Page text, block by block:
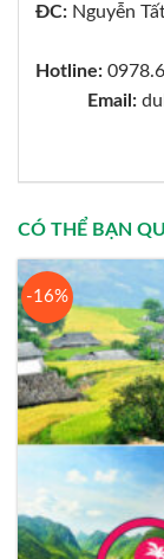
ĐC: Nguyễn
Hotline:
Email:
CÓ THỂ BẠN
-16%